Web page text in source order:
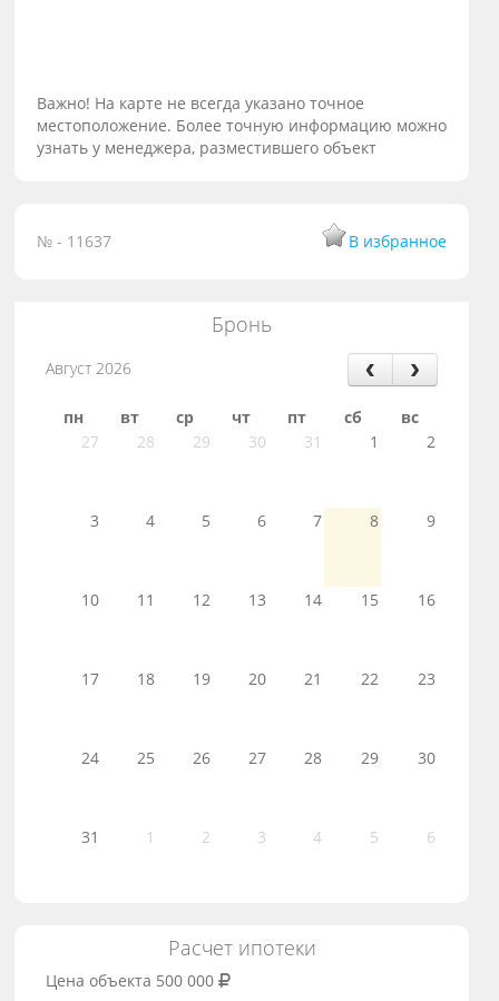
Важно! На карте не всегда указано точное
местоположение. Более точную информацию можно
узнать у менеджера, разместившего объект
№ - 11637 В избранное
Бронь
Август 2026
пн вт ср чт пт сб
вс
27
28 29 30 31 1 2
3 4 5 6 7 8 9
10 11 12 13 14 15 16
17 18 19 20 21 22 23
24 25 26 27 28 29 30
31 1 2 3 4 5 6
Расчет ипотеки
Цена объекта 500 000